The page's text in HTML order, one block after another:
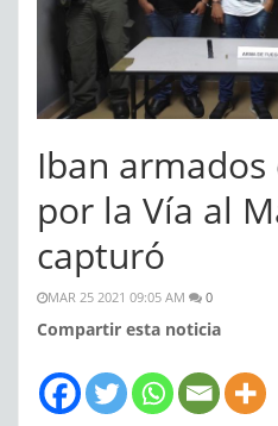
Iban
por la Vía al
capturó
MAR 25 2021 09:05 AM 0
Compartir esta noticia